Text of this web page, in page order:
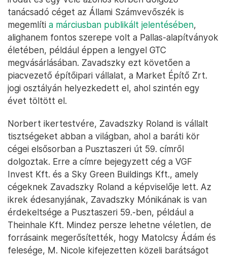
tanácsadó céget az Állami Számvevőszék is
megemlíti a márciusban publikált jelentésében,
alighanem fontos szerepe volt a Pallas-alapítványok
életében, például éppen a lengyel GTC
megvásárlásában. Zavadszky ezt követően a
piacvezető építőipari vállalat, a Market Építő Zrt.
jogi osztályán helyezkedett el, ahol szintén egy
évet töltött el.
Norbert ikertestvére, Zavadszky Roland is vállalt
tisztségeket abban a világban, ahol a baráti kör
cégei elsősorban a Pusztaszeri út 59. címről
dolgoztak. Erre a címre bejegyzett cég a VGF
Invest Kft. és a Sky Green Buildings Kft., amely
cégeknek Zavadszky Roland a képviselője lett. Az
ikrek édesanyjának, Zavadszky Mónikának is van
érdekeltsége a Pusztaszeri 59.-ben, például a
Theinhale Kft. Mindez persze lehetne véletlen, de
forrásaink megerősítették, hogy Matolcsy Ádám és
felesége, M. Nicole kifejezetten közeli barátságot